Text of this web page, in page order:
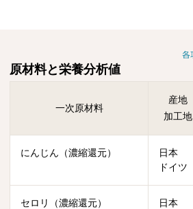
原材料と栄養分析値
一次原材料
産地
加工地
にんじん（濃縮還元）
日本
ドイツ
セロリ（濃縮還元） 日本